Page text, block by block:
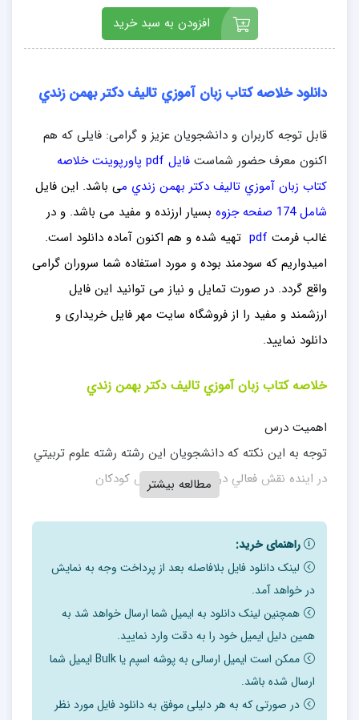
افزودن به سبد خرید
دانلود خلاصه کتاب زبان آموزي تالیف دكتر بهمن زندي
قابل توجه کاربران و دانشجویان عزیز و گرامی: فایلی که هم
اکنون معرف حضور شماست
فایل pdf پاورپوینت خلاصه
کتاب زبان آموزي تالیف دكتر بهمن زندي می باشد. این فایل
شامل 174 صفحه جزوه
بسیار ارزنده و مفید می باشد. و در
غالب فرمت pdf تهیه شده و هم اکنون آماده دانلود است.
امیدواریم که سودمند بوده و مورد استفاده شما سروران گرامی
واقع گردد. در صورت تمایل و نیاز می توانید این فایل
ارزشمند و مفید را از فروشگاه سایت مهر فایل خریداری و
دانلود نمایید.
خلاصه کتاب زبان آموزي تالیف دكتر بهمن زندي
اهميت درس
توجه به اين نكته كه دانشجويان اين رشته رشته علوم تربيتي
در اينده نقش فعالي در اموزش و پرورش كودكان
نيست، لذا شناخت و درك همه جانبه از زبان و زبان اموزي
به عنوان مهمترين وسيله ارتباط بيانگر اهميت كسب اطلاعات
لازم در اين خصوص است.
فهرست فصل ها:
فصل اول : زبان و ارتباط زباني
فصل دوم : رشد زباني كودك و نظريه هاي ان
مطالعه بیشتر
راهنمای خرید:
لینک دانلود فایل بلافاصله بعد از پرداخت وجه به نمایش
در خواهد آمد.
همچنین لینک دانلود به ایمیل شما ارسال خواهد شد به
همین دلیل ایمیل خود را به دقت وارد نمایید.
ممکن است ایمیل ارسالی به پوشه اسپم یا Bulk ایمیل شما
ارسال شده باشد.
در صورتی که به هر دلیلی موفق به دانلود فایل مورد نظر